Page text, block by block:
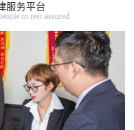
服务平台
to rest assured